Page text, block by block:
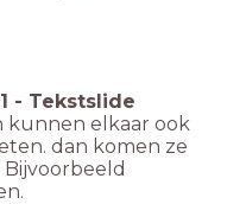
- Tekstslide
kunnen elkaar ook
dan komen ze
Bijvoorbeeld